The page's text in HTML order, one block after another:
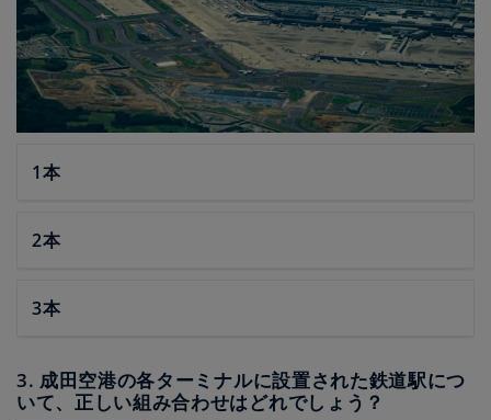
1本
2本
3本
3. 成田空港の各ターミナルに設置された鉄道駅につ
いて、正しい組み合わせはどれでしょう？